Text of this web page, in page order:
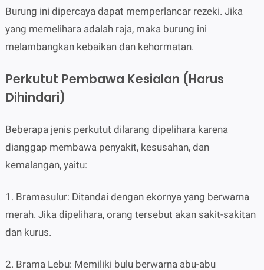
Burung ini dipercaya dapat memperlancar rezeki. Jika
yang memelihara adalah raja, maka burung ini
melambangkan kebaikan dan kehormatan.
Perkutut Pembawa Kesialan (Harus
Dihindari)
Beberapa jenis perkutut dilarang dipelihara karena
dianggap membawa penyakit, kesusahan, dan
kemalangan, yaitu:
1. Bramasulur: Ditandai dengan ekornya yang berwarna
merah. Jika dipelihara, orang tersebut akan sakit-sakitan
dan kurus.
2. Brama Lebu: Memiliki bulu berwarna abu-abu